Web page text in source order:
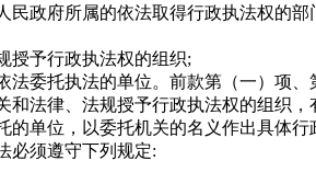
政府所属的依法取得行政执法权的部
予行政执法权的组织;
委托执法的单位。前款第（一）项、
律、法规授予行政执法权的组织，
单位，以委托机关的名义作出具体行
须遵守下列规定: